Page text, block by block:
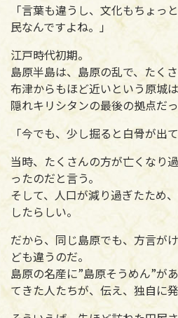
「言葉も違うし、文化もちょっ
民なんですよね。」
江戸時代初期。
島原半島は、島原の乱で、たく
布津からもほど近いという原城
隠れキリシタンの最後の拠点だっ
「今でも、少し掘ると白骨が出
当時、たくさんの方が亡くなり
ったのだと言う。
そして、人口が減り過ぎたため
したらしい。
だから、同じ島原でも、方言が
ども違うのだ。
島原の名産に”島原そうめん”が
てきた人たちが、伝え、独自に